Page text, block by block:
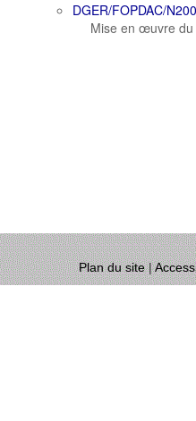
DGER/FOPDAC/
Mise en œuvre du
Plan du site|